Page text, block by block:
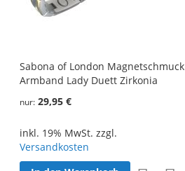
Sabona of London Magnetschmuck
Armband Lady Duett Zirkonia
nur 29,95 €
inkl. 19% MwSt. zzgl.
Versandkosten